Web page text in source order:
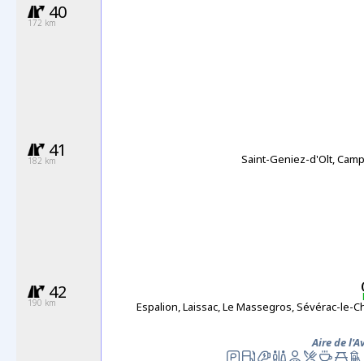
40
172 km
41
182 km Saint-Geniez-d'Olt,
42
190 km Espalion, Laissac, Le Massegros, Sévérac-le-
Aire de